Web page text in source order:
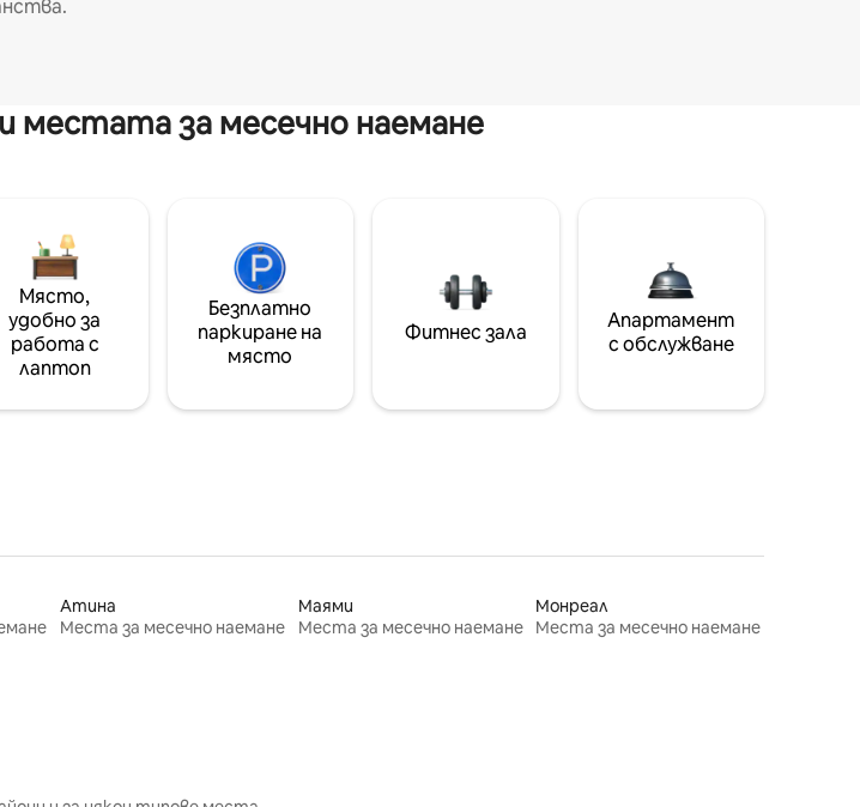
местата за месечно наемане
Място,
удобно за
работа с
лаптоп
Безплатно
паркиране на
място
Фитнес зала
Апартамент
с обслужване
Атина
Места за месечно наемане
Маями
Места за месечно наемане
Монреал
Места за месечно наемане